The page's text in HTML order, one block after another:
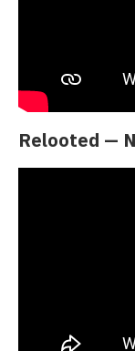
Relooted —